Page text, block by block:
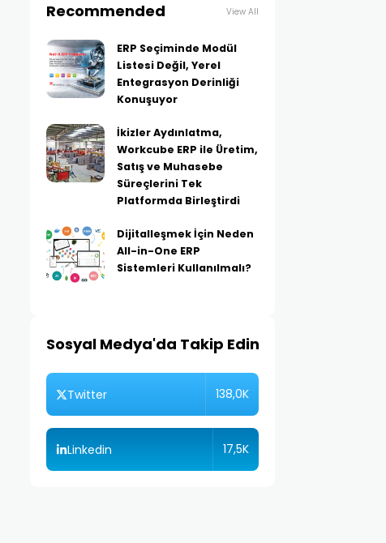
Recommended View All
ERP Seçiminde Modül
Listesi Değil, Yerel
Entegrasyon Derinliği
Konuşuyor
İkizler Aydınlatma,
Workcube ERP ile Üretim,
Satış ve Muhasebe
Süreçlerini Tek
Platformda Birleştirdi
Dijitalleşmek İçin Neden
All-in-One ERP
Sistemleri Kullanılmalı?
Sosyal Medya'da Takip Edin
Twitter 138,0K
Linkedin 17,5K